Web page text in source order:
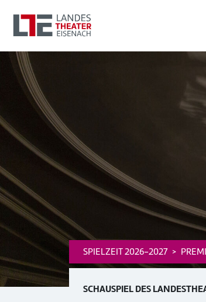
SPIELZEIT 2026-2027
SCHAUSPIEL DES